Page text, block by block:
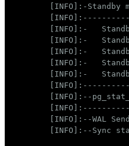
[INFO]:-
[INFO]:-
[INFO]:-
[INFO]:-
[INFO]:-
[INFO]:-
[INFO]:--
[INFO]:--WAL
[INFO]:--Sync